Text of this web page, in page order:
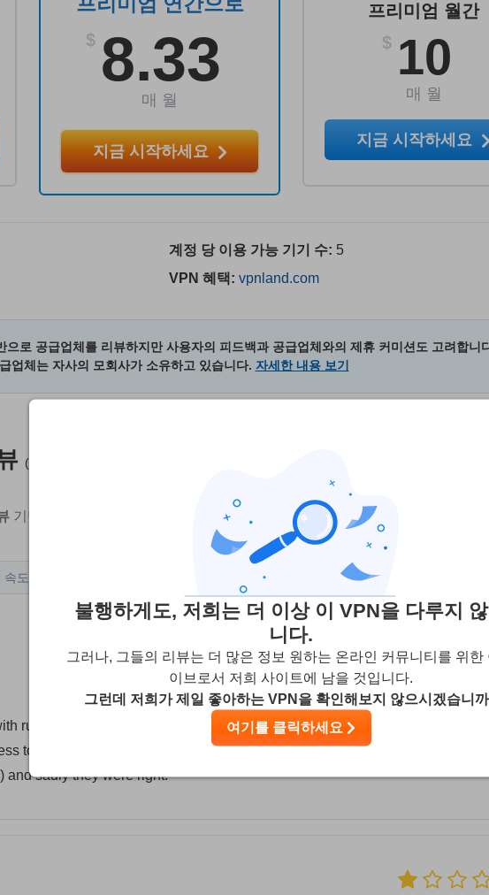
$ 8.33
매 월
지금 시작하세요
프리미엄 월간
$ 10
매 월
지금 시작하세요
계정 당 이용 가능 기기 수: 5
VPN 혜택: vpnland.com
으로 공급업체를 리뷰하지만 사용자의 피드백과 공급업체와의 제휴 커미션도 고려합니
업체는 자사의 모회사가 소유하고 있습니다. 자세한 내용 보기
(인증되지 않은 사용자 리뷰)
기반
속도
rude support, pay your money, and get rude support and service. The
to the VPN the problem was actually replying to that and saying it is my
and sadly they were right.
불행하게도, 저희는 더 이상 이 VPN을 다루지
니다.
그러나, 그들의 리뷰는 더 많은 정보 원하는 온라인 커뮤니티를 위한
이브로서 저희 사이트에 남을 것입니다.
그런데 저희가 제일 좋아하는 VPN을 확인해보지 않으시겠습니
여기를 클릭하세요